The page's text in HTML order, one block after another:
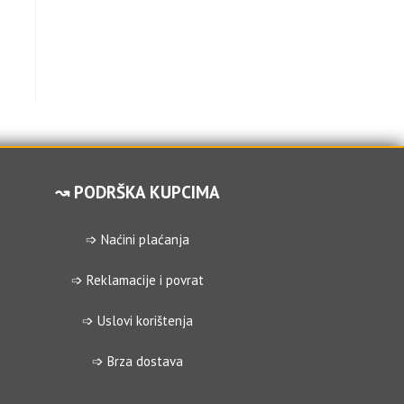
↝ PODRŠKA KUPCIMA
➩ Naćini plaćanja
➩ Reklamacije i povrat
➩ Uslovi korištenja
➩ Brza dostava